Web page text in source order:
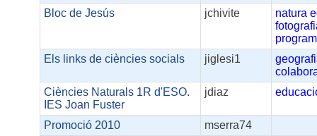
Bloc de Jesús
jchivite natura
Els links de ciències socials
jiglesi1
Ciències Naturals 1R d'ESO.
IES Joan Fuster
jdiaz
Promoció 2010
mserra74